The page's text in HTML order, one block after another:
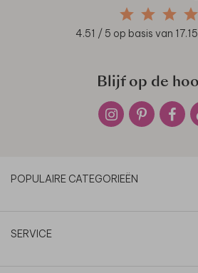
4.51 / 5 op basis van
Blijf op de
POPULAIRE CATEGORIEËN
SERVICE